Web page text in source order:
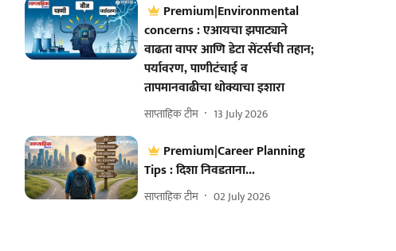
Premium|Environmental
concerns : एआयचा झपाट्याने
वाढता वापर आणि डेटा सेंटर्सची तहान;
पर्यावरण, पाणीटंचाई व
तापमानवाढीचा धोक्याचा इशारा
साप्ताहिक टीम 13 July 2026
Premium|Career Planning
Tips : दिशा निवडताना...
साप्ताहिक टीम 02 July 2026